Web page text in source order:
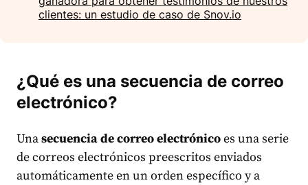
clientes: un estudio de caso de Snov.io
¿Qué es una secuencia de correo
electrónico?
Unasecuencia de correo electrónicoes una serie
de correos electrónicos preescritos enviados
automáticamente en un orden específico y a